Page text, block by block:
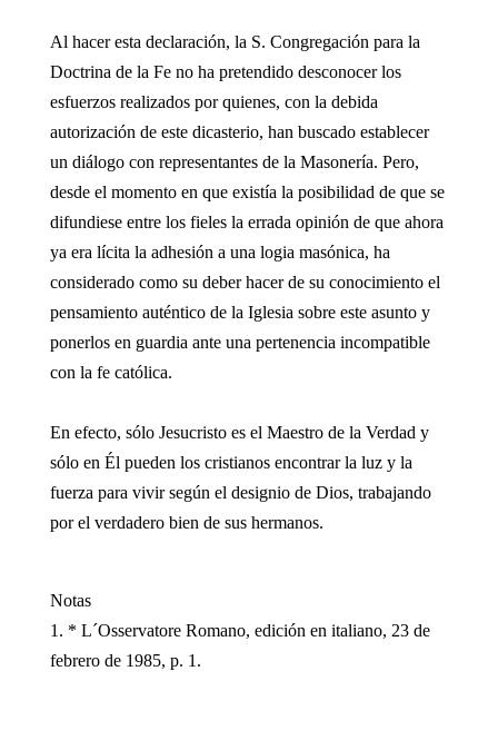
Al hacer esta declaración, la S. Congregación para la
Doctrina de la Fe no ha pretendido desconocer los
esfuerzos realizados por quienes, con la debida
autorización de este dicasterio, han buscado establecer
un diálogo con representantes de la Masonería. Pero,
desde el momento en que existía la posibilidad de que se
difundiese entre los fieles la errada opinión de que ahora
ya era lícita la adhesión a una logia masónica, ha
considerado como su deber hacer de su conocimiento el
pensamiento auténtico de la Iglesia sobre este asunto y
ponerlos en guardia ante una pertenencia incompatible
con la fe católica.
En efecto, sólo Jesucristo es el Maestro de la Verdad y
sólo en Él pueden los cristianos encontrar la luz y la
fuerza para vivir según el designio de Dios, trabajando
por el verdadero bien de sus hermanos.
Notas
1. * L´Osservatore Romano, edición en italiano, 23 de
febrero de 1985, p. 1.